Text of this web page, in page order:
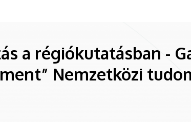
a régiókutatásban -
Nemzetközi